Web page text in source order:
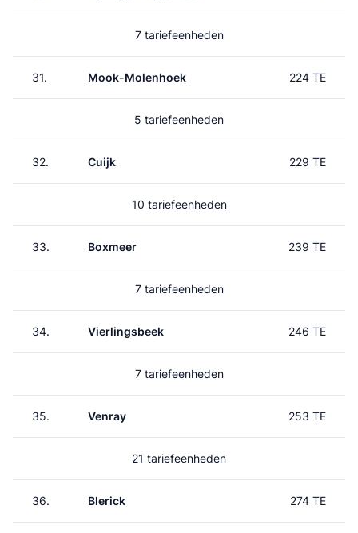
7 tariefeenheden
31. Mook-Molenhoek 224 TE
5 tariefeenheden
32. Cuijk 229 TE
10 tariefeenheden
33. Boxmeer 239 TE
7 tariefeenheden
34. Vierlingsbeek 246 TE
7 tariefeenheden
35. Venray 253 TE
21 tariefeenheden
36. Blerick 274 TE